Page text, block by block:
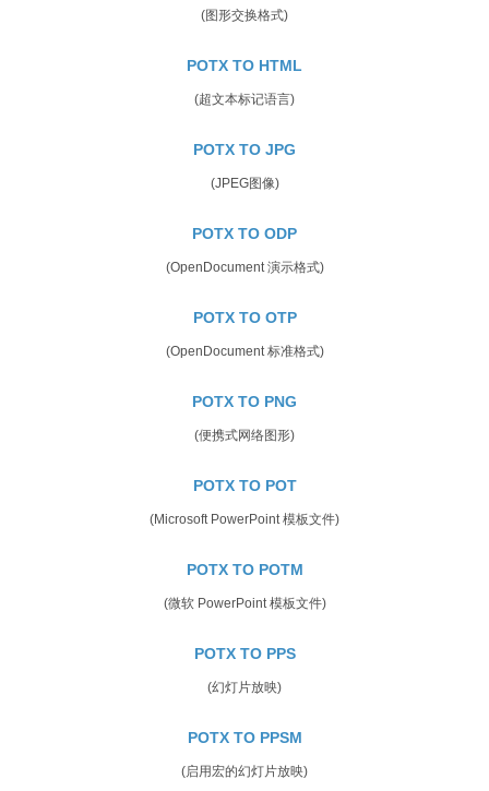
(图形交换格式)
POTX TO HTML
(超文本标记语言)
POTX TO JPG
(JPEG图像)
POTX TO ODP
(OpenDocument 演示格式)
POTX TO OTP
(OpenDocument 标准格式)
POTX TO PNG
(便携式网络图形)
POTX TO POT
(Microsoft PowerPoint 模板文件)
POTX TO POTM
(微软 PowerPoint 模板文件)
POTX TO PPS
(幻灯片放映)
POTX TO PPSM
(启用宏的幻灯片放映)